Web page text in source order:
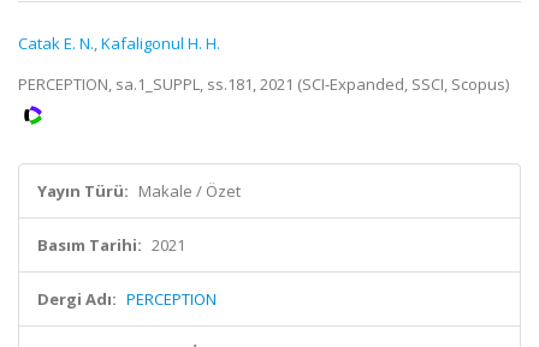
Catak E. N.,Kafaligonul H. H.
PERCEPTION, sa.1_SUPPL, ss.181, 2021 (SCI-Expanded, SSCI, Scopus)
Yayın Türü: Makale / Özet
Basım Tarihi: 2021
Dergi Adı: PERCEPTION